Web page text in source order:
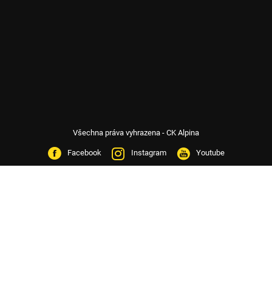
Všechna práva vyhrazena - CK Alpina
Facebook Instagram Youtube